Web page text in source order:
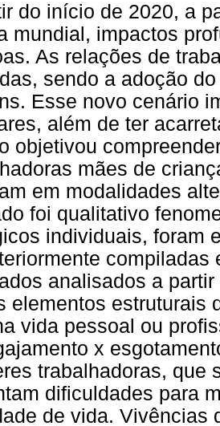
do início de 2020, a
mundial, impactos
As relações de
sendo a adoção
Esse novo cenário
além de ter
objetivou
mães de
em modalidades
foi qualitativo
individuais, foram
analisados a
elementos estruturais
vida pessoal ou
x
trabalhadoras, que
dificuldades para
de vida. Vivências